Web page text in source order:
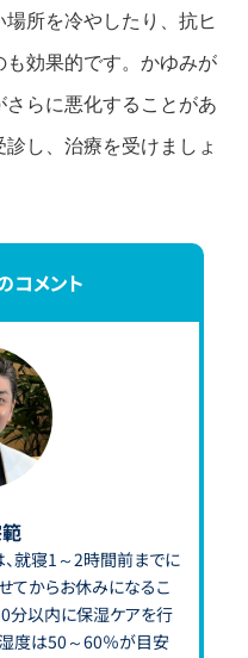
所を冷やしたり、抗ヒ
効果的です。かゆみが
らに悪化することがあ
し、治療を受けましょ
コメント
就寝1～2時間前までに
てからお休みになるこ
分以内に保湿ケアを行
湿度は50～60％が目安